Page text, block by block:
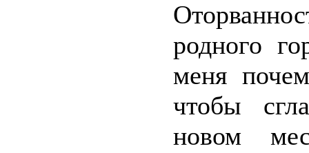
родного
меня
чтобы
новом